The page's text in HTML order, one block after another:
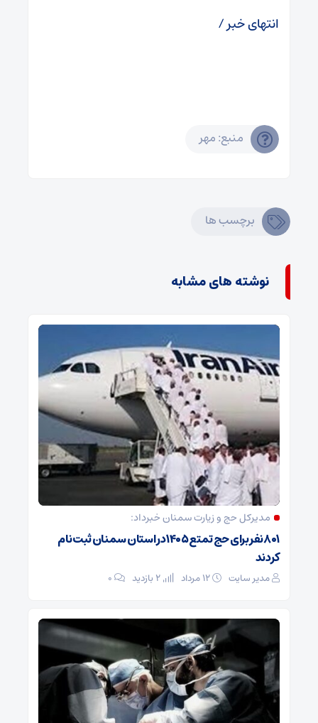
انتهای خبر /
منبع: مهر
برچسب ها
نوشته های مشابه
مدیرکل حج و زیارت ‌سمنان خبرداد:
۸۰۱ نفر برای حج تمتع ۱۴۰۵ در استان سمنان ثبت نام
کردند
مدیر سایت ۰